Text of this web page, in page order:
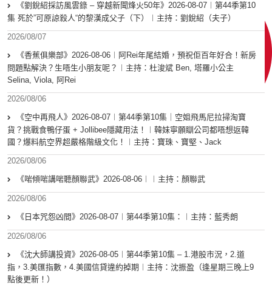
《劉銳紹採訪風雲錄 – 穿越新聞烽火50年》2026-08-07︱第44季第10
集 死於”可原諒殺人“的黎漢成父子（下）︱主持：劉銳紹（夫子）
2026/08/07
《香蕉俱樂部》2026-08-06︱阿Rei年尾結婚，預祝佢百年好合！新房
問題點解決？生唔生小朋友呢？︱主持：杜浚斌 Ben, 塔羅小公主
Selina, Viola, 阿Rei
2026/08/06
《空中再飛人》2026-08-07︱第44季第10集｜空姐飛馬尼拉掃淘寶
貨？挑戰食鴨仔蛋 + Jollibee隱藏用法！︱韓妹寧願瞓公司都唔想返韓
國？爆料航空界超嚴格階級文化！︱主持：寶珠、寶堅、Jack
2026/08/06
《啱傾啱講啱聽顏聯武》2026-08-06︱︱主持：顏聯武
2026/08/06
《日本咒怨凶間》2026-08-07︱第44季第10集：︱主持：藍秀朗
2026/08/06
《沈大師講投資》2026-08-05︱第44季第10集 – 1.港股市況，2.道
指，3.美匯指數，4.美國信貸違約掉期︱主持：沈振盈（逢星期三晚上9
點後更新！）